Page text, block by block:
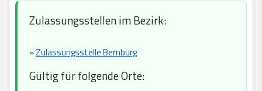
Zulassungsstellen im Bezirk:
»Zulassungsstelle Bernburg
Gültig für folgende Orte: